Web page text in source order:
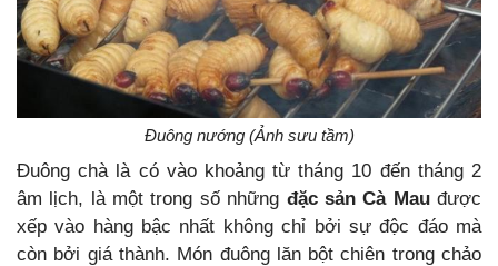
Đuông nướng (Ảnh sưu tầm)
Đuông chà là có vào khoảng từ tháng 10 đến tháng 2
âm lịch, là một trong số những đặc sản Cà Mauđược
xếp vào hàng bậc nhất không chỉ bởi sự độc đáo mà
còn bởi giá thành. Món đuông lăn bột chiên trong chảo